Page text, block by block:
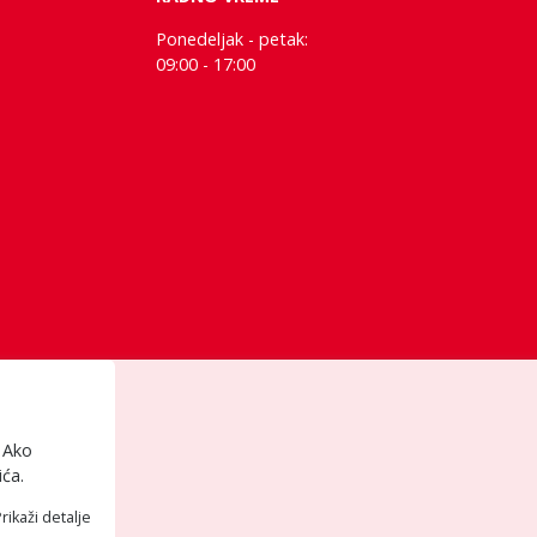
Ponedeljak - petak:
09:00 - 17:00
detalje